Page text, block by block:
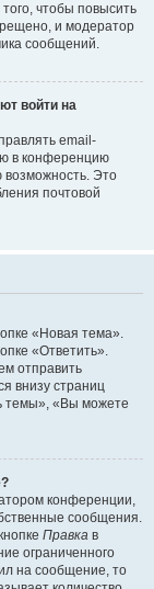
чтобы повысить
и модератор
сообщений.
войти на
email-
в конференцию
возможность. Это
почтовой
«Новая тема».
«Ответить».
отправить
внизу страниц
темы», «Вы можете
конференции,
сообщения.
Правка в
ограниченного
на сообщение, то